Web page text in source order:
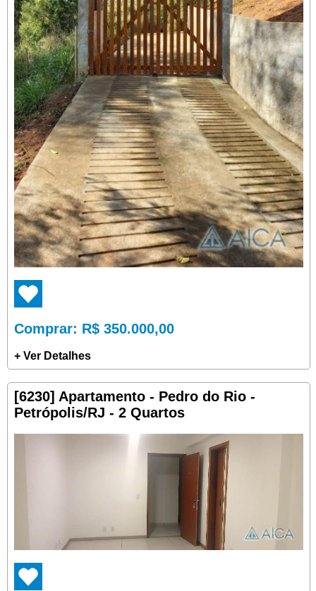
Comprar: R$ 350.000,00
+ Ver Detalhes
[6230] Apartamento - Pedro do Rio -
Petrópolis/RJ - 2 Quartos